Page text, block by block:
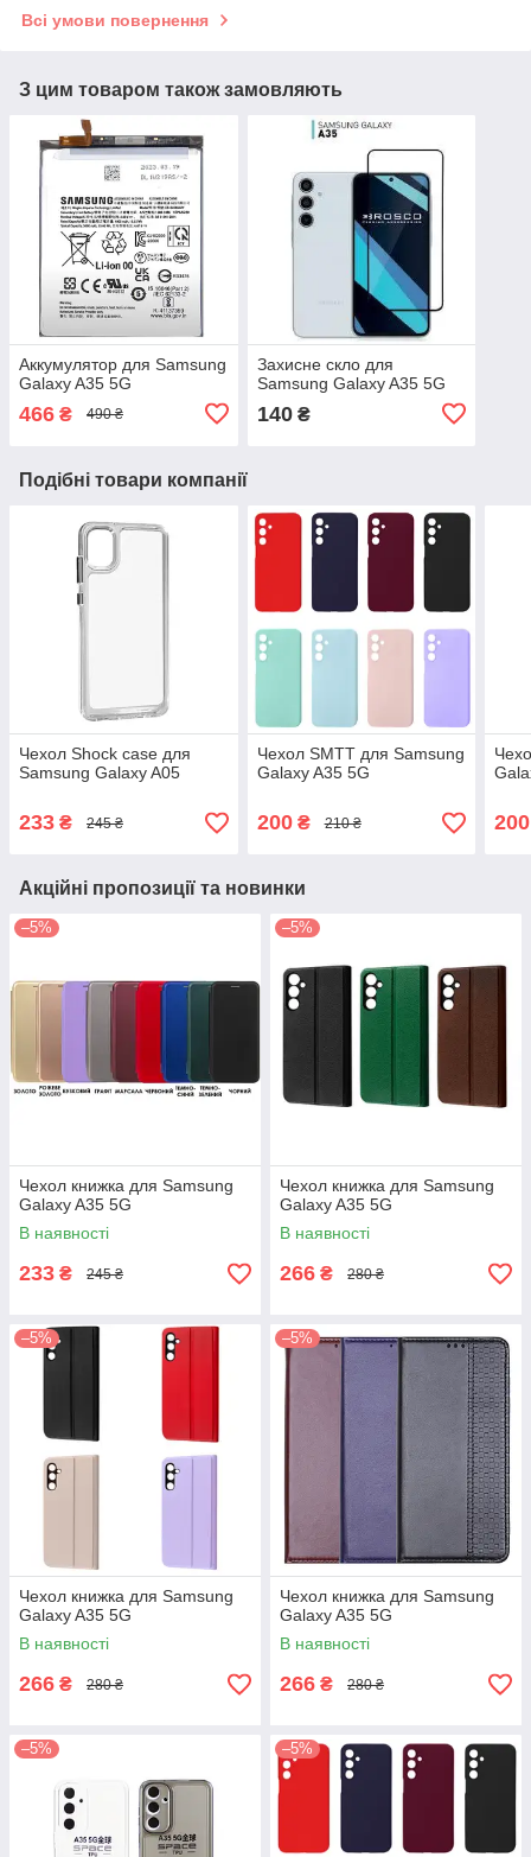
Всі умови повернення
З цим товаром також замовляють
Аккумулятор для Samsung
Galaxy A35 5G
466 ₴ 490 ₴
Захисне скло для
Samsung Galaxy A35 5G
140₴
Подібні товари компанії
Чехол Shock case для
Samsung Galaxy A05
233 ₴ 245 ₴
Чехол SMTT для Samsung
Galaxy A35 5G
200₴ 210 ₴ 200
Акційні пропозиції та новинки
–5%
Чехол книжка для Samsung
Galaxy A35 5G
В наявності
233 ₴ 245 ₴
–5%
Чехол книжка для Samsung
Galaxy A35 5G
В наявності
266 ₴ 280 ₴
–5%
Чехол книжка для Samsung
Galaxy A35 5G
В наявності
266 ₴ 280 ₴
–5%
Чехол книжка для Samsung
Galaxy A35 5G
В наявності
266 ₴ 280 ₴
–5% –5%